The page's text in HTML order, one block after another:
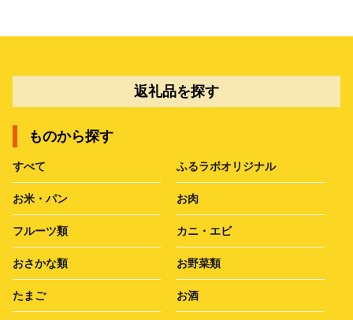
返礼品を探す
ものから探す
すべて ふるラボオリジナル
お米・パン お肉
フルーツ類 カニ・エビ
おさかな類 お野菜類
たまご お酒